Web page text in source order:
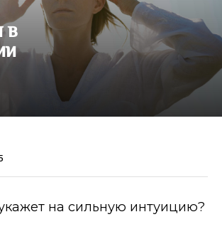
в
на сильную интуицию?